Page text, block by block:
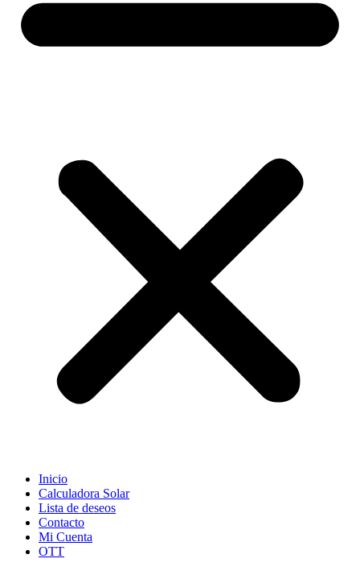
Inicio
Calculadora Solar
Lista de deseos
Contacto
Mi Cuenta
OTT